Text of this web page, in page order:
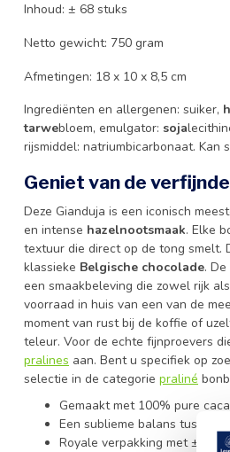
Inhoud: ± 68 stuks
Netto gewicht: 750 gram
Afmetingen: 18 x 10 x 8,5 cm
Ingrediënten en allergenen: suiker,
tarwebloem, emulgator: soja
rijsmiddel: natriumbicarbonaat. Kan
Geniet van de
Deze Gianduja is een iconisch
en intense hazelnootsmaak. Elke
textuur die direct op de tong smelt.
klassieke Belgische chocolade.
een smaakbeleving die zowel rijk
voorraad in huis van een van de
moment van rust bij de koffie of
teleur. Voor de echte fijnproevers
pralines aan. Bent u specifiek op
selectie in de categorie praliné
Gemaakt met 100% pure
Een sublieme balans tussen
Royale verpakking met ± 68